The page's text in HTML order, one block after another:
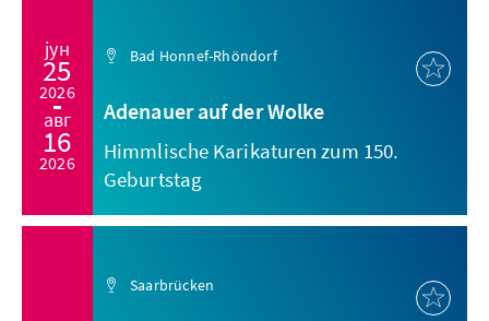
јун
25
2026
авг
16
2026
Bad Honnef-Rhöndorf
Adenauer auf der Wolke
Himmlische Karikaturen zum 150.
Geburtstag
Saarbrücken